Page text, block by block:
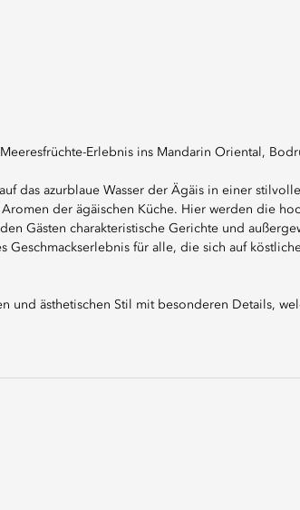
Erlebnis ins Mandarin Oriental,
das azurblaue Wasser der Ägäis in einer
der ägäischen Küche. Hier werden die
Gästen charakteristische Gerichte und
Geschmackserlebnis für alle, die sich auf
und ästhetischen Stil mit besonderen Details,